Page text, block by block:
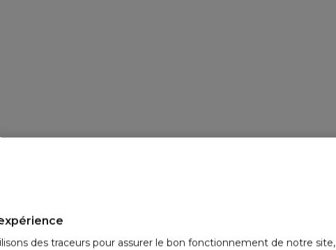
des traceurs pour assurer le bon fonctionnement de notre site,